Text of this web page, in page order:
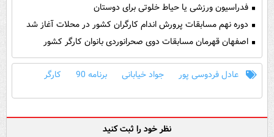
فدراسیون ورزشی یا حیاط خلوتی برای دوستان
دوره نهم مسابقات پرورش اندام کارگران کشور در محلات آغاز شد
اصفهان قهرمان مسابقات دوی صحرانوردی بانوان کارگر کشور
عادل فردوسی پور جواد خیابانی برنامه 90 کارگر
نظر خود را ثبت کنید